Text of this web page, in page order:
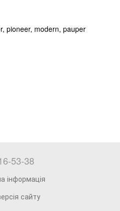
pioneer, modern, pauper
53-38
інформація
сайту